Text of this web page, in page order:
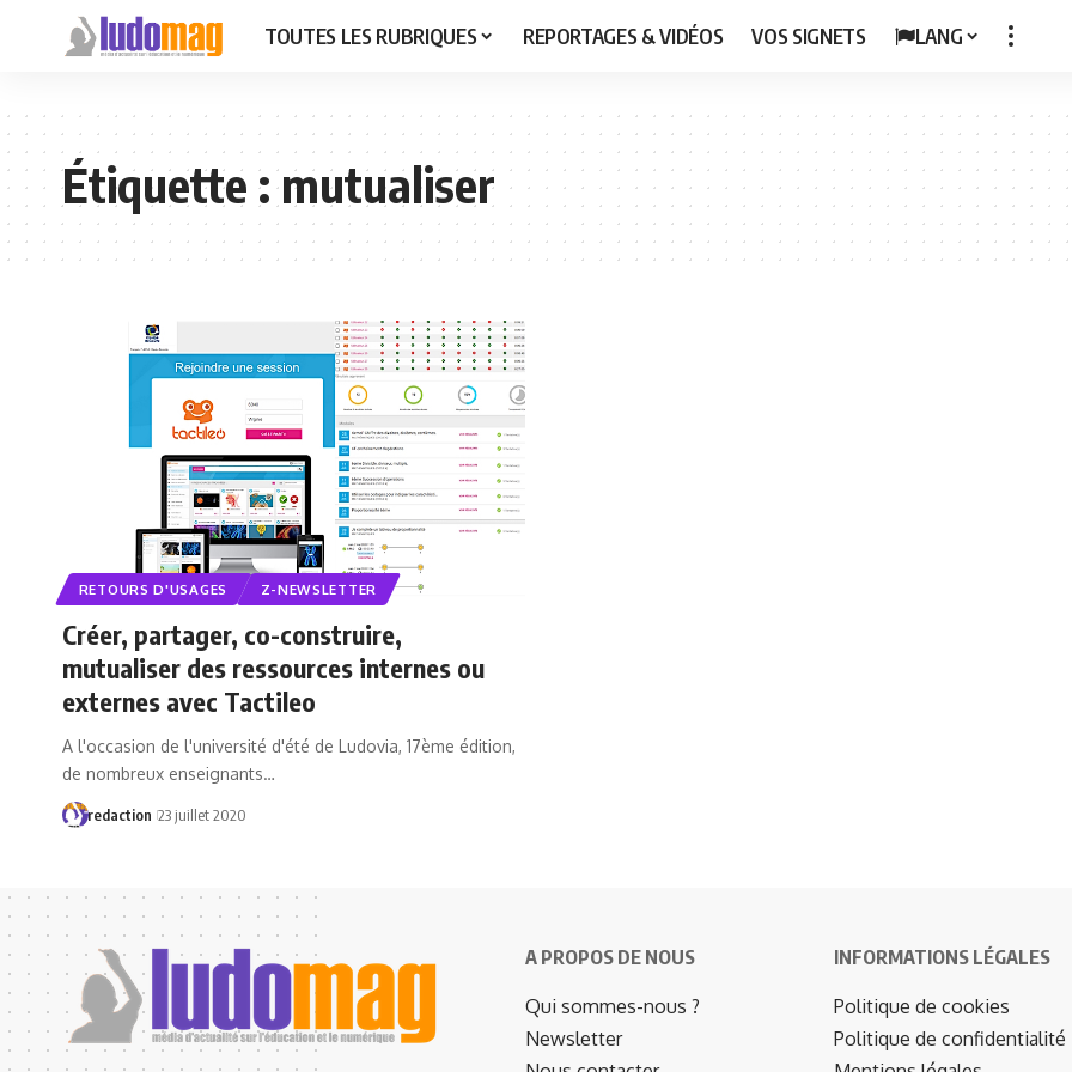
TOUTES LES RUBRIQUES REPORTAGES & VIDÉOS VOS SIGNETS LANG
Étiquette :mutualiser
RETOURS D'USAGES Z-NEWSLETTER
Créer, partager, co-construire,
mutualiser des ressources internes ou
externes avec Tactileo
A l'occasion de l'université d'été de Ludovia, 17ème édition,
de nombreux enseignants…
redaction 23 juillet 2020
A PROPOS DE NOUS
Qui sommes-nous ?
Newsletter
INFORMATIONS LÉGALES
Politique de cookies
Politique de confidentialité